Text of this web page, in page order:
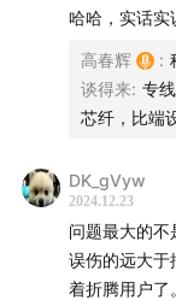
哈哈，实话实
高春辉 :
谈得来: 专
芯纤，比端
DK_gVyw
2024.12.23
问题最大的
误伤的远大
着折腾用户了。